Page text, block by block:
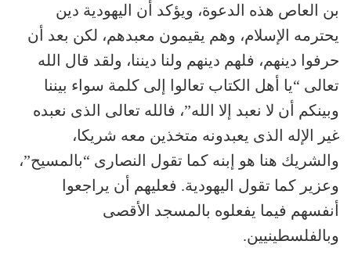
بن العاص هذه الدعوة، ويؤكد أن اليهودية دين
يحترمه الإسلام، وهم يقيمون معبدهم، لكن بعد أن
حرفوا دينهم، فلهم دينهم ولنا ديننا، ولقد قال الله
تعالى “يا أهل الكتاب تعالوا إلى كلمة سواء بيننا
وبينكم أن لا نعبد إلا الله”، فالله تعالى الذى نعبده
غير الإله الذى يعبدونه متخذين معه شريكا،
والشريك هنا هو إبنه كما تقول النصارى “بالمسيح”،
وعزير كما تقول اليهودية. فعليهم أن يراجعوا
أنفسهم فيما يفعلوه بالمسجد الأقصى
وبالفلسطينيين.